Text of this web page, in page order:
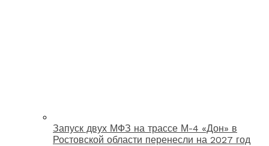
Запуск двух МФЗ на трассе М-4 «Дон» в
Ростовской области перенесли на 2027 год